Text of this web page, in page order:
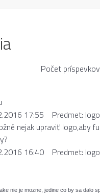
Počet
17:55 Predmet:
nejak upraviť logo,aby
16:40 Predmet:
nie je mozne, jedine co by sa dalo